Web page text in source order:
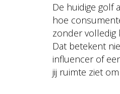
De huidige golf
hoe
zonder volledig
Dat betekent
influencer of
jij ruimte ziet